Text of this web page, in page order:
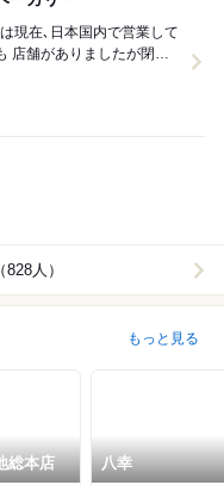
人）
もっと見る
総本店 八幸